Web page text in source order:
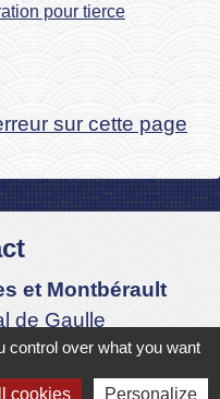
pour tierce
sur cette page
et Montbérault
de Gaulle
- FRANCE
74 77
control over what you want
cookies Personalize